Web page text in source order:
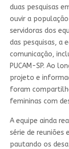
duas pesquisas
ouvir a
servidoras dos
das pesquisas, a
comunicação,
PUCAM-SP. Ao
projeto e
foram
femininas com
A equipe ainda
série de reuniões
pautando os